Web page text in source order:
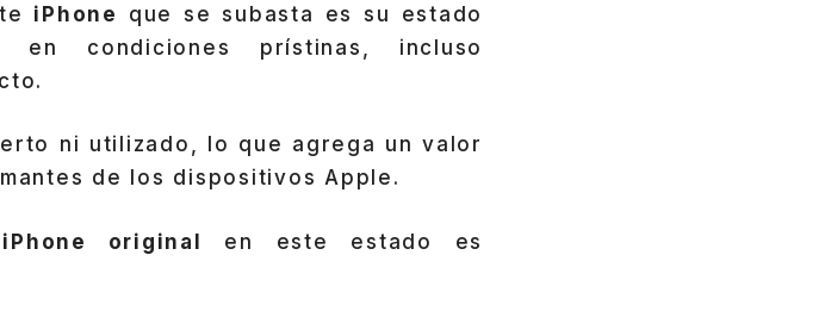
iPhone
que se subasta es su estado
en condiciones prístinas, incluso
ni utilizado, lo que agrega un valor
de los dispositivos Apple.
original
en este estado es